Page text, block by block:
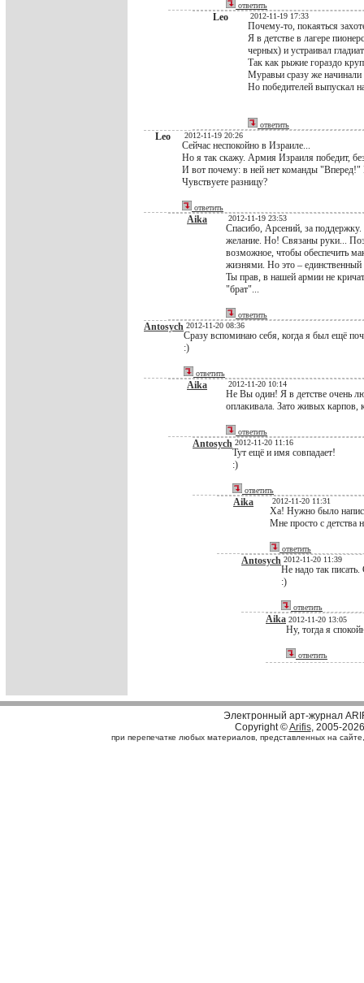
ответить
Leo 2012-11-19 17:33
Почему-то, покаяться
Я в детстве в лагере
черных) и устраивал
Так как рыжие гораздо
Муравьи сразу же
Но победителей выпускал
ответить
Leo 2012-11-19 20:26
Сейчас неспокойно в Израиле...
Но я так скажу. Армия Израиля победит,
И вот почему: в ней нет команды "Вперед!"
Чувствуете разницу?
ответить
Aika 2012-11-19 23:53
Спасибо, Арсений, за
желание. Но! Связаны руки...
возможное, чтобы обеспечить
жизнями. Но это – единственный
Ты прав, в нашей армии не
"брат"...
ответить
Antosych 2012-11-20 08:36
Сразу вспоминаю себя, когда я был ещё
:)
ответить
Aika 2012-11-20 10:14
Не Вы один! Я в детстве очень
оплакивала. Зато живых карпов,
ответить
Antosych 2012-11-20 11:16
Тут ещё и имя совпадает!
:)
ответить
Aika 2012-11-20 11:31
Ха! Нужно было
Мне просто с детства
ответить
Antosych 2012-11-20 11:39
Не надо так
:)
ответить
Aika 2012-11-20 13:05
Ну, тогда я
ответить
Электронный арт-журнал
Copyright ©Arifis, 2005-2026
при перепечатке любых материалов, представленных на